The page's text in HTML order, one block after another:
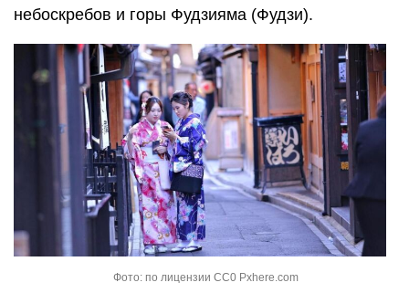
небоскребов и горы Фудзияма (Фудзи).
Фото: по лицензии CC0 Pxhere.com